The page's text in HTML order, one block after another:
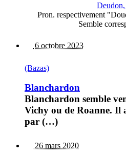
Pron. respectivement
Semble
6 octobre 2023
(Bazas)
Blanchardon
Blanchardon semble
Vichy ou de Roanne. Il
par (…)
26 mars 2020